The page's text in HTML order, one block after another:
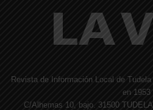
Revista de Información Local de
en 1953
C/Alhemas 10, bajo. 31500